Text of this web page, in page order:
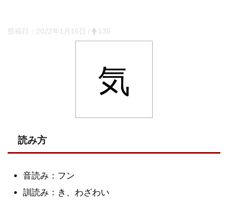
投稿日： 2022年1月16日 / 135
気
読み方
音読み：フン
訓読み：き、わざわい